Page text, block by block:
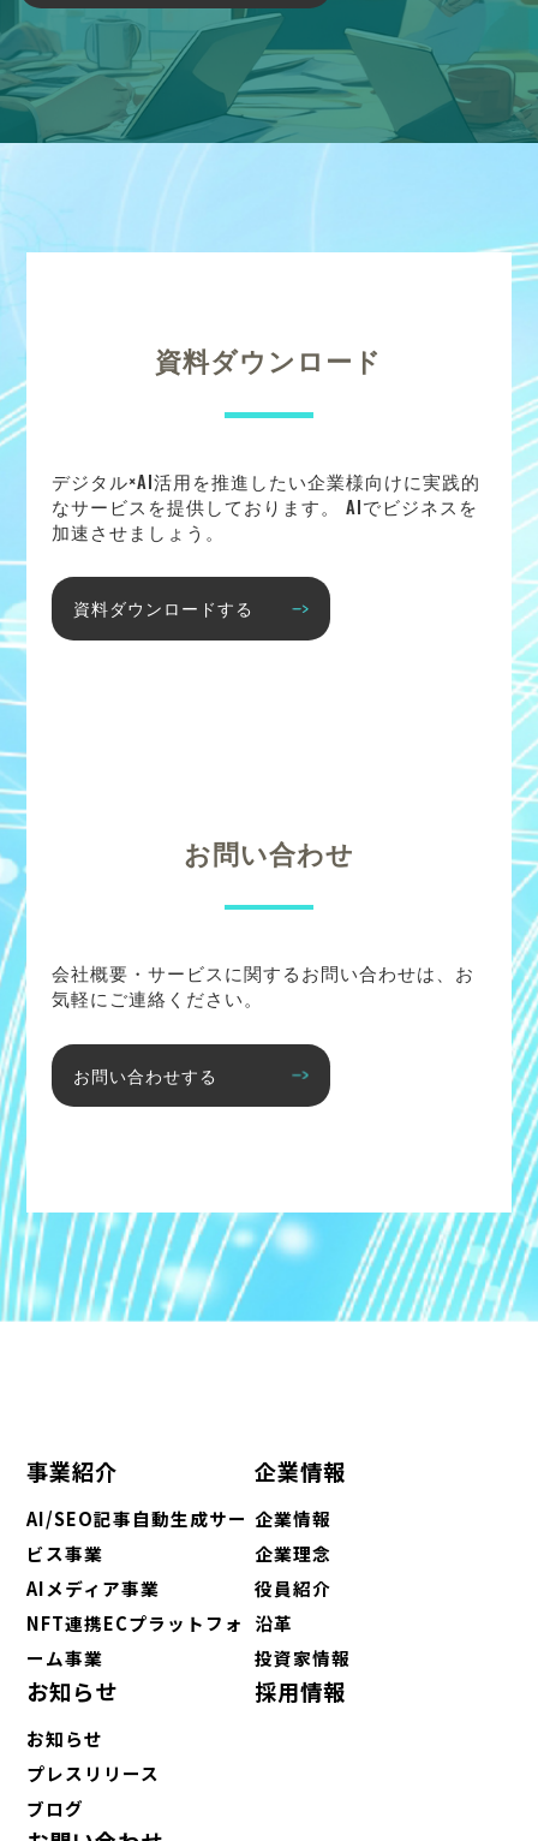
資料ダウンロード
デジタル×AI活用を推進したい企業様向けに実践的
なサービスを提供しております。 AIでビジネスを
加速させましょう。
資料ダウンロードする
お問い合わせ
会社概要・サービスに関するお問い合わせは、お
気軽にご連絡ください。
お問い合わせする
事業紹介
AI/SEO記事自動生成サー
ビス事業
AIメディア事業
NFT連携ECプラットフォ
ーム事業
企業情報
企業情報
企業理念
役員紹介
沿革
投資家情報
お知らせ
お知らせ
プレスリリース
ブログ
採用情報